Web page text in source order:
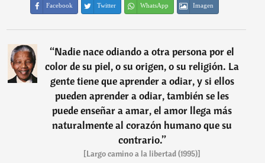
Facebook Twitter WhatsApp Imagen
“Nadie nace odiando a otra persona por el
color de su piel, o su origen, o su religión. La
gente tiene que aprender a odiar, y si ellos
pueden aprender a odiar, también se les
puede enseñar a amar, el amor llega más
naturalmente al corazón humano que su
contrario.”
[Largo camino a la libertad (1995)]